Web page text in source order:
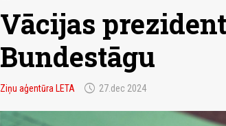
Vācijas
Bundestāgu
Ziņu aģentūra LETA schedule 27.dec 2024